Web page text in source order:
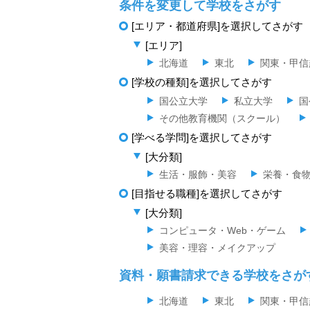
条件を変更して学校をさがす
[エリア・都道府県]を選択してさがす
[エリア]
北海道 東北 関東・甲
[学校の種類]を選択してさがす
国公立大学 私立大学
その他教育機関（スクール）
[学べる学問]を選択してさがす
[大分類]
生活・服飾・美容 栄養・食
[目指せる職種]を選択してさがす
[大分類]
コンピュータ・Web・ゲーム
美容・理容・メイクアップ
資料・願書請求できる学校をさが
北海道 東北 関東・甲